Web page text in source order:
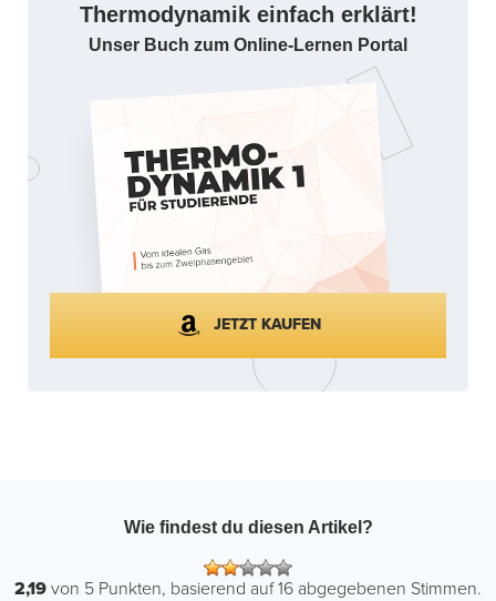
Thermodynamik einfach erklärt!
Unser Buch zum Online-Lernen Portal
JETZT KAUFEN
Wie findest du diesen Artikel?
2,19 von 5 Punkten, basierend auf16 abgegebenen Stimmen.